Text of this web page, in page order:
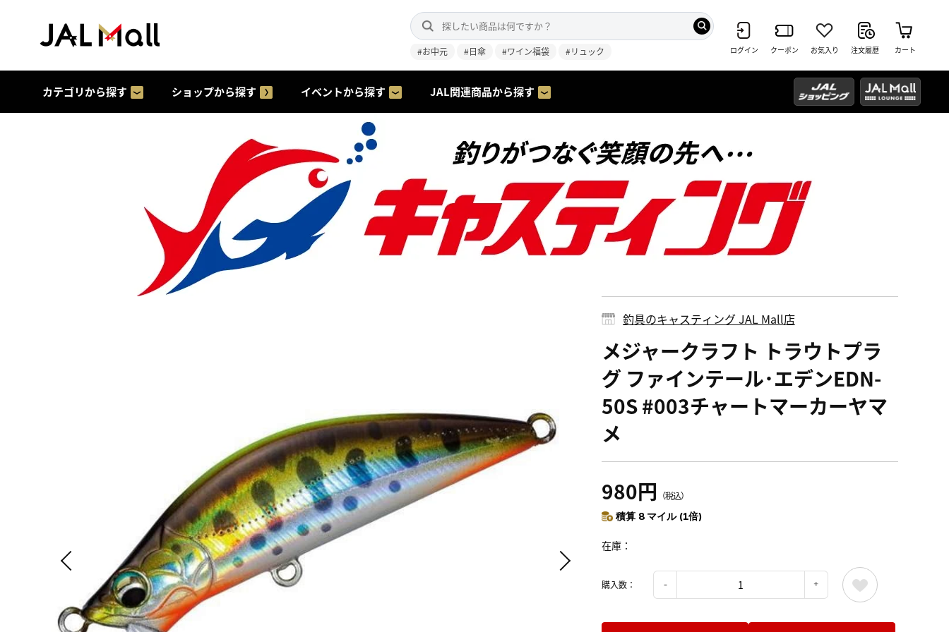
#お中元 #日傘 #ワイン福袋 #リュック ログイン クーポン お気入り 注文履歴 カート
カテゴリから探す ショップから探す イベントから探す JAL関連商品から探す
釣具のキャスティング JAL Mall店
メジャークラフト トラウトプラ
グ ファインテール･エデンEDN-
50S #003チャートマーカーヤマ
メ
980円 （税込）
積算 8 マイル (1倍)
在庫
購入数：